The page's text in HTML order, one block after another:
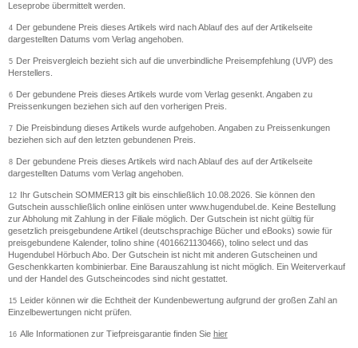
Leseprobe übermittelt werden.
4
Der gebundene Preis dieses Artikels wird nach Ablauf des auf der Artikelseite
dargestellten Datums vom Verlag angehoben.
5
Der Preisvergleich bezieht sich auf die unverbindliche Preisempfehlung (UVP) des
Herstellers.
6
Der gebundene Preis dieses Artikels wurde vom Verlag gesenkt. Angaben zu
Preissenkungen beziehen sich auf den vorherigen Preis.
7
Die Preisbindung dieses Artikels wurde aufgehoben. Angaben zu Preissenkungen
beziehen sich auf den letzten gebundenen Preis.
8
Der gebundene Preis dieses Artikels wird nach Ablauf des auf der Artikelseite
dargestellten Datums vom Verlag angehoben.
12
Ihr Gutschein SOMMER13 gilt bis einschließlich 10.08.2026. Sie können den
Gutschein ausschließlich online einlösen unter www.hugendubel.de. Keine Bestellung
zur Abholung mit Zahlung in der Filiale möglich. Der Gutschein ist nicht gültig für
gesetzlich preisgebundene Artikel (deutschsprachige Bücher und eBooks) sowie für
preisgebundene Kalender, tolino shine (4016621130466), tolino select und das
Hugendubel Hörbuch Abo. Der Gutschein ist nicht mit anderen Gutscheinen und
Geschenkkarten kombinierbar. Eine Barauszahlung ist nicht möglich. Ein Weiterverkauf
und der Handel des Gutscheincodes sind nicht gestattet.
15
Leider können wir die Echtheit der Kundenbewertung aufgrund der großen Zahl an
Einzelbewertungen nicht prüfen.
16 Alle Informationen zur Tiefpreisgarantie finden Sie hier